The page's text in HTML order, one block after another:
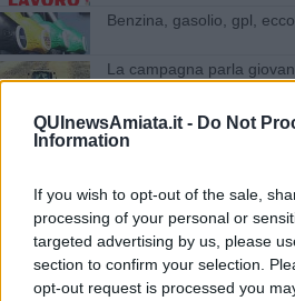
QUInewsAmiata.it - Do Not
Information
If you wish to opt-out of the sale,
processing of your personal or
targeted advertising by us, please
section to confirm your selection.
opt-out request is processed you
​Benzina, gasolio, gpl,
La campagna parla
​Tutte le offerte di lavoro
Gasolio annacquato o
sequestrati
​Tutte le offerte di lavoro